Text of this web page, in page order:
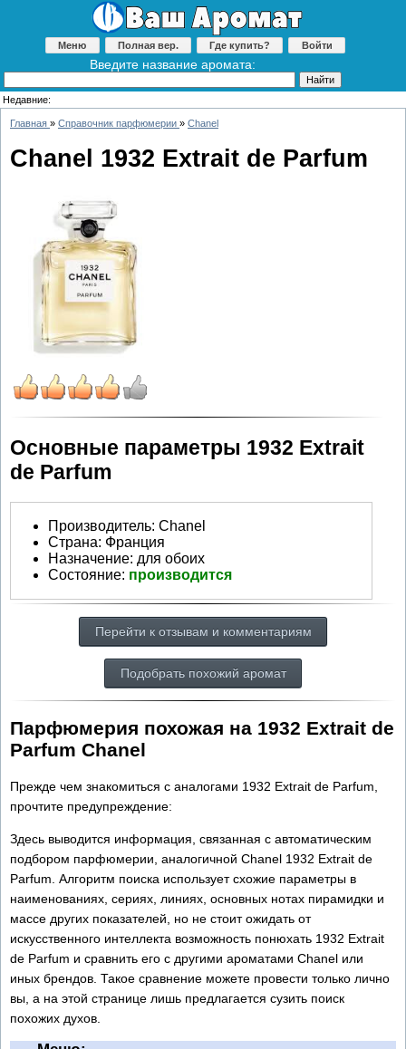
Меню Полная вер. Где купить? Войти
Введите название аромата:
Недавние:
Главная » Справочник парфюмерии » Chanel
Chanel 1932 Extrait de Parfum
Основные параметры 1932 Extrait
de Parfum
Производитель: Chanel
Страна: Франция
Назначение: для обоих
Состояние: производится
Перейти к отзывам и комментариям
Подобрать похожий аромат
Парфюмерия похожая на 1932 Extrait de
Parfum Chanel
Прежде чем знакомиться с аналогами 1932 Extrait de Parfum,
прочтите предупреждение:
Здесь выводится информация, связанная с автоматическим
подбором парфюмерии, аналогичной Chanel 1932 Extrait de
Parfum. Алгоритм поиска использует схожие параметры в
наименованиях, сериях, линиях, основных нотах пирамидки и
массе других показателей, но не стоит ожидать от
искусственного интеллекта возможность понюхать 1932 Extrait
de Parfum и сравнить его с другими ароматами Chanel или
иных брендов. Такое сравнение можете провести только лично
вы, а на этой странице лишь предлагается сузить поиск
похожих духов.